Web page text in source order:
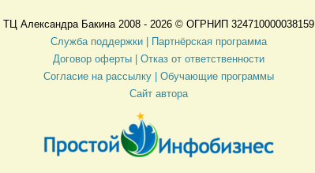
ТЦ Александра Бакина 2008 - 2026 © ОГРНИП 324710000038159
Служба поддержки |
Партнёрская программа
Договор оферты
| Отказ от ответственности
Согласие на рассылку | Обучающие программы
Сайт автора